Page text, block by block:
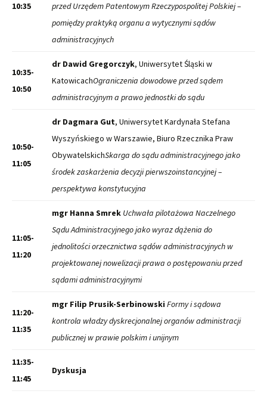
10:35
przed Urzędem Patentowym Rzeczypospolitej Polskiej –
pomiędzy praktyką organu a wytycznymi sądów
administracyjnych
10:35-
10:50
dr Dawid Gregorczyk, Uniwersytet Śląski w
KatowicachOgraniczenia dowodowe przed sądem
administracyjnym a prawo jednostki do sądu
10:50-
11:05
dr Dagmara Gut, Uniwersytet Kardynała Stefana
Wyszyńskiego w Warszawie, Biuro Rzecznika Praw
ObywatelskichSkarga do sądu administracyjnego jako
środek zaskarżenia decyzji pierwszoinstancyjnej –
perspektywa konstytucyjna
11:05-
11:20
mgr Hanna Smrek Uchwała pilotażowa Naczelnego
Sądu Administracyjnego jako wyraz dążenia do
jednolitości orzecznictwa sądów administracyjnych w
projektowanej nowelizacji prawa o postępowaniu przed
sądami administracyjnymi
11:20-
11:35
mgr Filip Prusik-Serbinowski Formy i sądowa
kontrola władzy dyskrecjonalnej organów administracji
publicznej w prawie polskim i unijnym
11:35-
11:45
Dyskusja